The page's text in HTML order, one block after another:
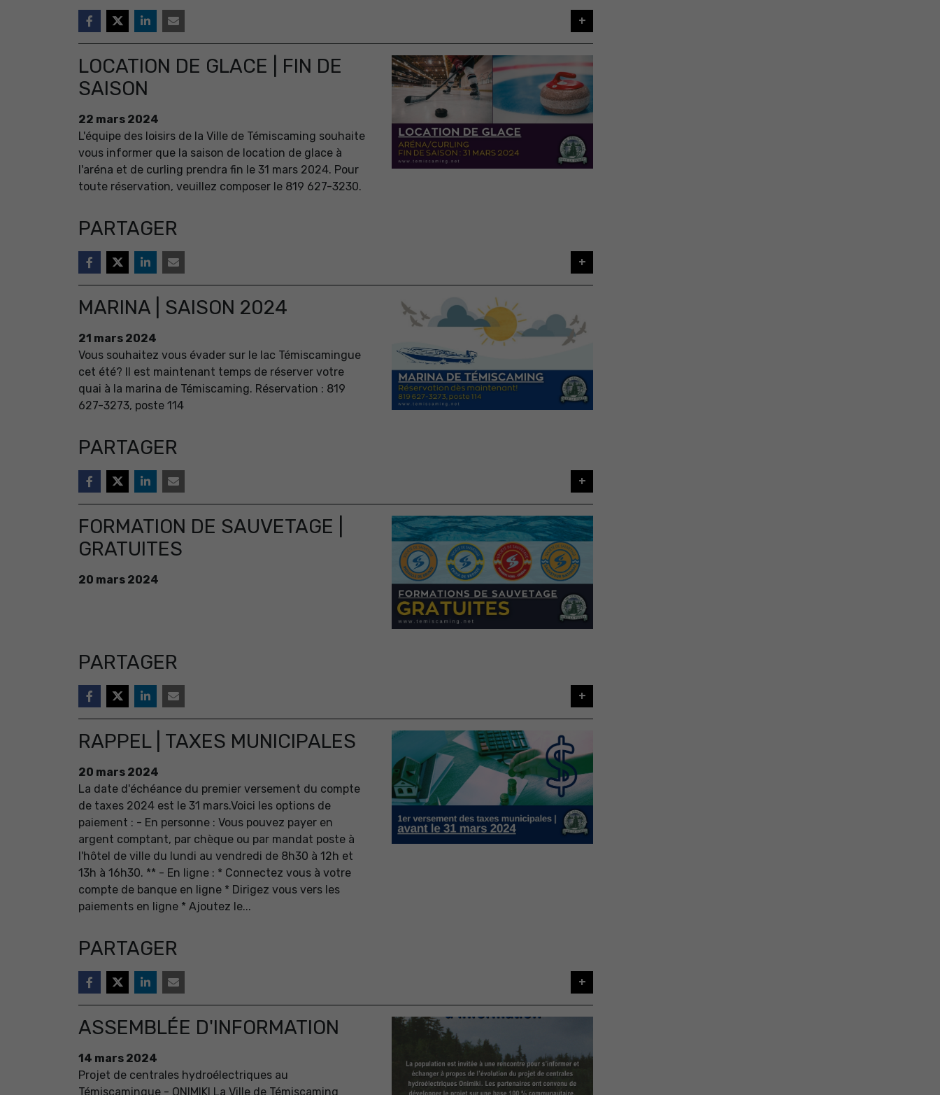
+
LOCATION DE GLACE | FIN DE
SAISON
22 mars 2024
L'équipe des loisirs de la Ville de Témiscaming souhaite
vous informer que la saison de location de glace à
l'aréna et de curling prendra fin le 31 mars 2024. Pour
toute réservation, veuillez composer le 819 627-3230.
PARTAGER
+
MARINA | SAISON 2024
21 mars 2024
Vous souhaitez vous évader sur le lac Témiscamingue
cet été? Il est maintenant temps de réserver votre
quai à la marina de Témiscaming. Réservation : 819
627-3273, poste 114
PARTAGER
+
FORMATION DE SAUVETAGE |
GRATUITES
20 mars 2024
PARTAGER
+
RAPPEL | TAXES MUNICIPALES
20 mars 2024
La date d'échéance du premier versement du compte
de taxes 2024 est le 31 mars.Voici les options de
paiement : - En personne : Vous pouvez payer en
argent comptant, par chèque ou par mandat poste à
l'hôtel de ville du lundi au vendredi de 8h30 à 12h et
13h à 16h30. ** - En ligne : * Connectez vous à votre
compte de banque en ligne * Dirigez vous vers les
paiements en ligne * Ajoutez le...
PARTAGER
+
ASSEMBLÉE D'INFORMATION
14 mars 2024
Projet de centrales hydroélectriques au
Témiscamingue - ONIMIKI La Ville de Témiscaming